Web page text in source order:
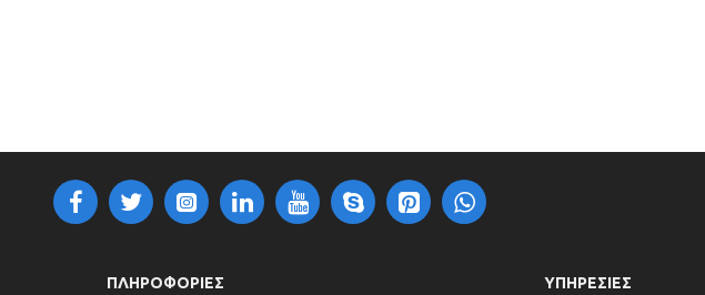
ΠΛΗΡΟΦΟΡΙΕΣ ΥΠΗΡΕΣΙΕΣ